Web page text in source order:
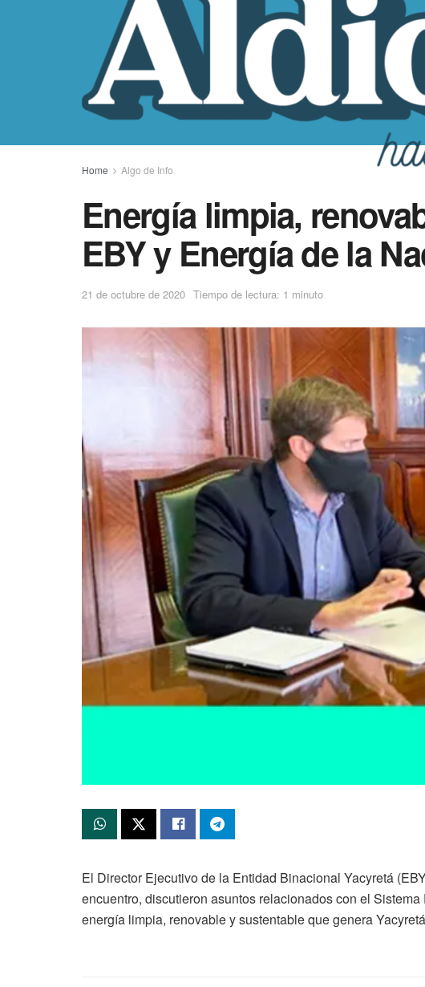
Home Algo de Info
Energía limpia,
EBY y Energía de la
21 de octubre de 2020 Tiempo de lectura: 1 minuto
El Director Ejecutivo de la Entidad Binacional Yacyretá
encuentro, discutieron asuntos relacionados con el
energía limpia, renovable y sustentable que genera